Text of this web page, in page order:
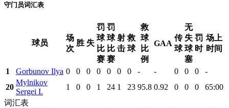
守门员词汇表
球员
场
次
胜 失
罚
球
比
赛
罚
球
比
赛
射
击
救
球
救
球
比
例
GAA
传
球
无
失
球
塞
罚
时
场上
时间
1 Gorbunov Ilya 0 0 0 0 0 0 0 - - 0 0 0
-
20
Mylnikov
Sergei I.
1 0 0 1 24 1 23 95.8 0.92 0 0 0
65:00
词汇表